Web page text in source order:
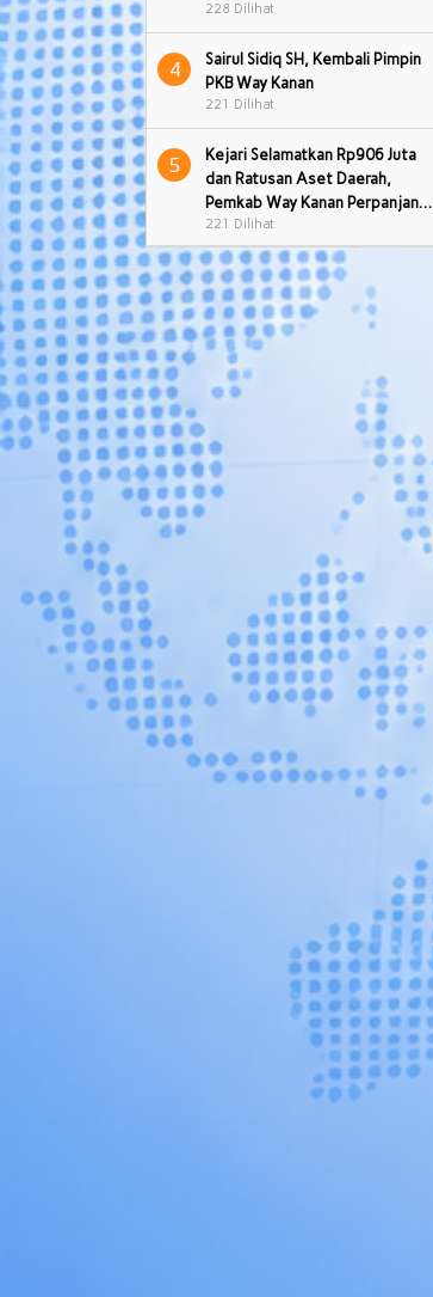
228 Dilihat
4
Sairul Sidiq SH, Kembali Pimpin
PKB Way Kanan
221 Dilihat
5
Kejari Selamatkan Rp906 Juta
dan Ratusan Aset Daerah,
Pemkab Way Kanan Perpanjan…
221 Dilihat